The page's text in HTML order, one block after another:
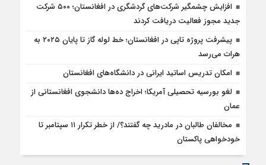
افزایش چشمگیر شرکت‌های گردشگری در افغانستان؛ ۵۰۰ شرکت
جدید مجوز فعالیت دریافت کردند
پیشرفت پروژه تاپی در افغانستان؛ خط لوله گاز تا پایان ۲۰۲۵ به
هرات می‌رسد
امکان تدریس اساتید ایرانی در دانشگاه‌های افغانستان
لغو بورسیه تحصیلی آمریکا؛ اخراج ده‌ها دانشجوی افغانستانی از
عمان
مخالفان طالبان در مادرید چه گفتند؟/ از خطر تکرار ۱۱ سپتامبر تا
خودخواهی پاکستان